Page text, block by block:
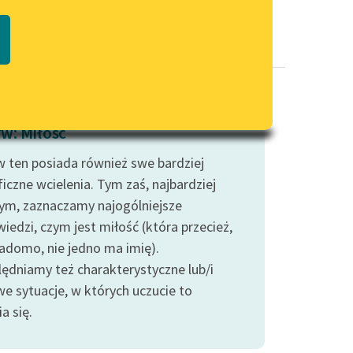
PDF
wrażliwych
Deklaracja dostępności
Miłość
ten posiada również swe bardziej
wcielenia. Tym zaś, najbardziej
zaznaczamy najogólniejsze
czym jest miłość (która przecież,
nie jedno ma imię).
też charakterystyczne lub/i
sytuacje, w których uczucie to
się.